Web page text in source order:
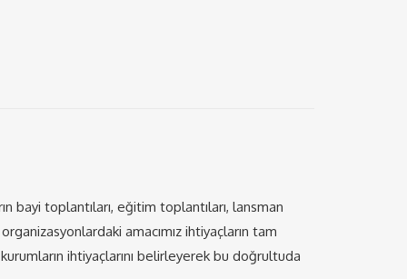
bayi toplantıları, eğitim toplantıları, lansman
amacımız ihtiyaçların tam
ihtiyaçlarını belirleyerek bu doğrultuda